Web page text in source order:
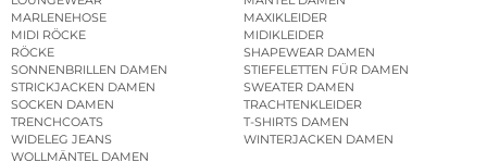
LOUNGEWEAR
MÄNTEL DAMEN
MARLENEHOSE
MAXIKLEIDER
MIDI RÖCKE
MIDIKLEIDER
RÖCKE
SHAPEWEAR DAMEN
SONNENBRILLEN DAMEN
STIEFELETTEN FÜR DAMEN
STRICKJACKEN DAMEN
SWEATER DAMEN
SOCKEN DAMEN
TRACHTENKLEIDER
TRENCHCOATS
T-SHIRTS DAMEN
WIDELEG JEANS